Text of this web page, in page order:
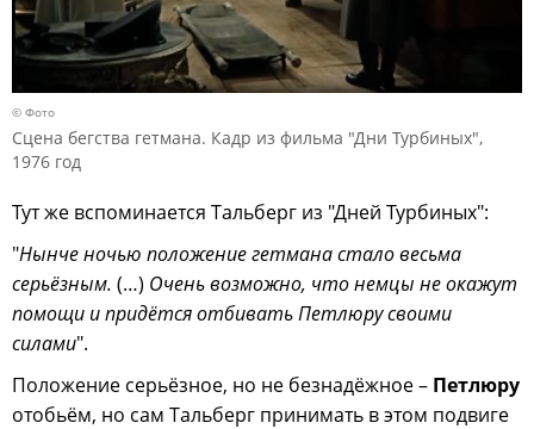
© Фото
Сцена бегства гетмана. Кадр из фильма "Дни Турбиных",
1976 год
Тут же вспоминается Тальберг из "Дней Турбиных":
"Нынче ночью положение гетмана стало весьма
серьёзным. (…) Очень возможно, что немцы не окажут
помощи и придётся отбивать Петлюру своими
силами".
Положение серьёзное, но не безнадёжное – Петлюру
отобьём, но сам Тальберг принимать в этом подвиге